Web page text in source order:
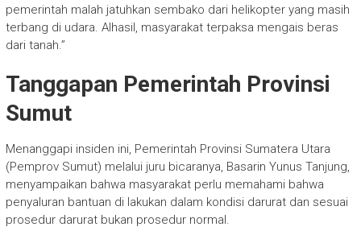
pemerintah malah jatuhkan sembako dari helikopter yang masih
terbang di udara. Alhasil, masyarakat terpaksa mengais beras
dari tanah.”
Tanggapan Pemerintah Provinsi
Sumut
Menanggapi insiden ini, Pemerintah Provinsi Sumatera Utara
(Pemprov Sumut) melalui juru bicaranya, Basarin Yunus Tanjung,
menyampaikan bahwa masyarakat perlu memahami bahwa
penyaluran bantuan di lakukan dalam kondisi darurat dan sesuai
prosedur darurat bukan prosedur normal.